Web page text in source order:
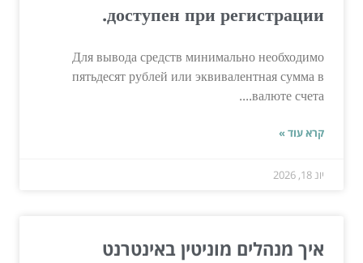
доступен при регистрации.
Для вывода средств минимально необходимо
пятьдесят рублей или эквивалентная сумма в
валюте счета....
קרא עוד »
יונ 18, 2026
איך מנהלים מוניטין באינטרנט